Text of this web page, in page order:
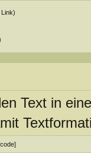
Text in